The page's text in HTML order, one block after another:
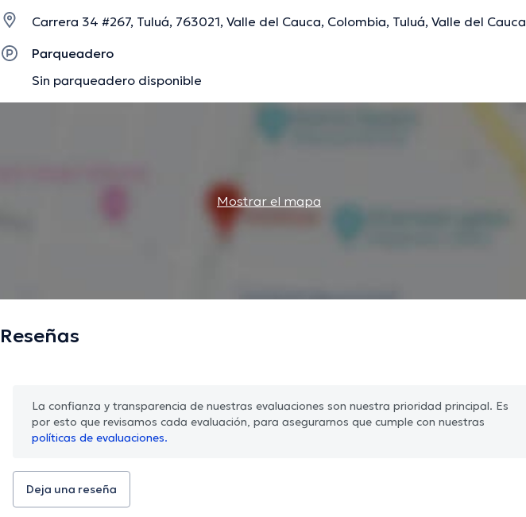
Carrera 34 #267, Tuluá, 763021, Valle del Cauca, Colombia, Tuluá, Valle del Cauca
Parqueadero
Sin parqueadero disponible
Mostrar el mapa
Reseñas
La confianza y transparencia de nuestras evaluaciones son nuestra prioridad principal. Es
por esto que revisamos cada evaluación, para asegurarnos que cumple con nuestras
políticas de evaluaciones.
Deja una reseña